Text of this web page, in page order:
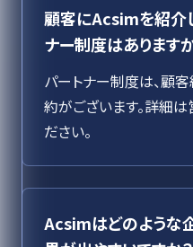
顧客にAcsimを紹介
ナー制度はあります
パートナー制度は、顧
約がございます。詳細
ださい。
Acsimはどのような